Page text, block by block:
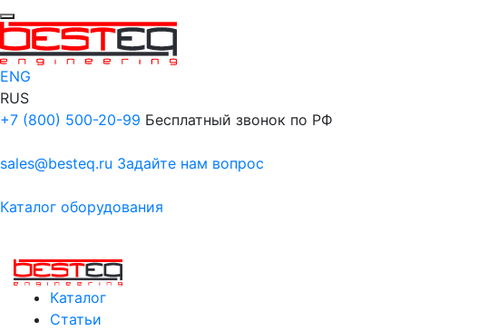
ENG
RUS
+7 (800) 500-20-99 Бесплатный звонок по РФ
sales@besteq.ru Задайте нам вопрос
Каталог оборудования
Каталог
Статьи